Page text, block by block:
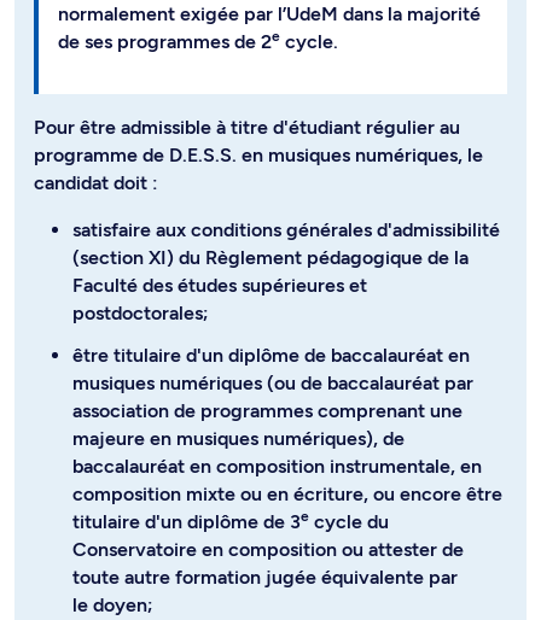
normalement exigée par l’UdeM dans la majorité
de ses programmes de 2e cycle.
Pour être admissible à titre d'étudiant régulier au
programme de D.E.S.S. en musiques numériques, le
candidat doit :
satisfaire aux conditions générales d'admissibilité
(section XI) du Règlement pédagogique de la
Faculté des études supérieures et
postdoctorales;
être titulaire d'un diplôme de baccalauréat en
musiques numériques (ou de baccalauréat par
association de programmes comprenant une
majeure en musiques numériques), de
baccalauréat en composition instrumentale, en
composition mixte ou en écriture, ou encore être
titulaire d'un diplôme de 3e cycle du
Conservatoire en composition ou attester de
toute autre formation jugée équivalente par
le doyen;